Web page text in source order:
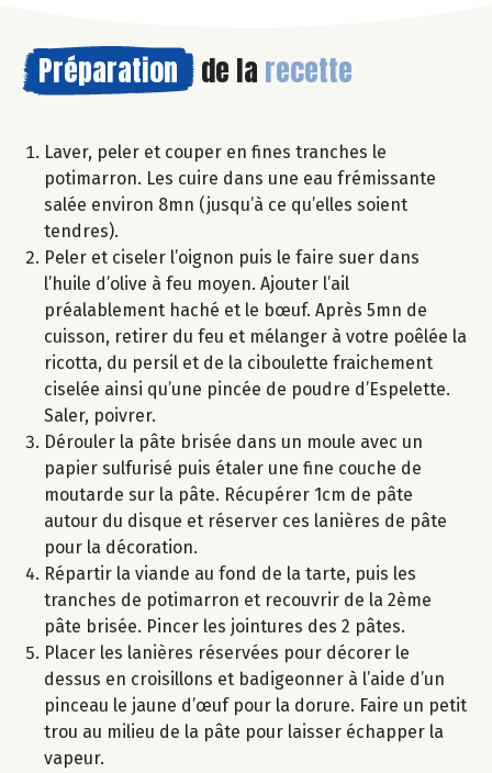
Préparation de la recette
Laver, peler et couper en fines tranches le
potimarron. Les cuire dans une eau frémissante
salée environ 8mn (jusqu’à ce qu’elles soient
tendres).
Peler et ciseler l’oignon puis le faire suer dans
l’huile d’olive à feu moyen. Ajouter l’ail
préalablement haché et le bœuf. Après 5mn de
cuisson, retirer du feu et mélanger à votre poêlée la
ricotta, du persil et de la ciboulette fraichement
ciselée ainsi qu’une pincée de poudre d’Espelette.
Saler, poivrer.
Dérouler la pâte brisée dans un moule avec un
papier sulfurisé puis étaler une fine couche de
moutarde sur la pâte. Récupérer 1cm de pâte
autour du disque et réserver ces lanières de pâte
pour la décoration.
Répartir la viande au fond de la tarte, puis les
tranches de potimarron et recouvrir de la 2ème
pâte brisée. Pincer les jointures des 2 pâtes.
Placer les lanières réservées pour décorer le
dessus en croisillons et badigeonner à l’aide d’un
pinceau le jaune d’œuf pour la dorure. Faire un petit
trou au milieu de la pâte pour laisser échapper la
vapeur.